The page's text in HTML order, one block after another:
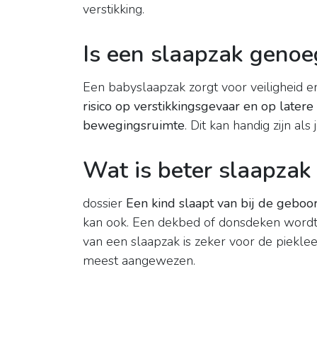
verstikking.
Is een slaapzak
Een babyslaapzak zorgt voor veiligheid
risico op verstikkingsgevaar en op
bewegingsruimte. Dit kan handig zijn
Wat is beter
dossier Een kind slaapt van bij de
kan ook. Een dekbed of donsdeken
van een slaapzak is zeker voor de
meest aangewezen.